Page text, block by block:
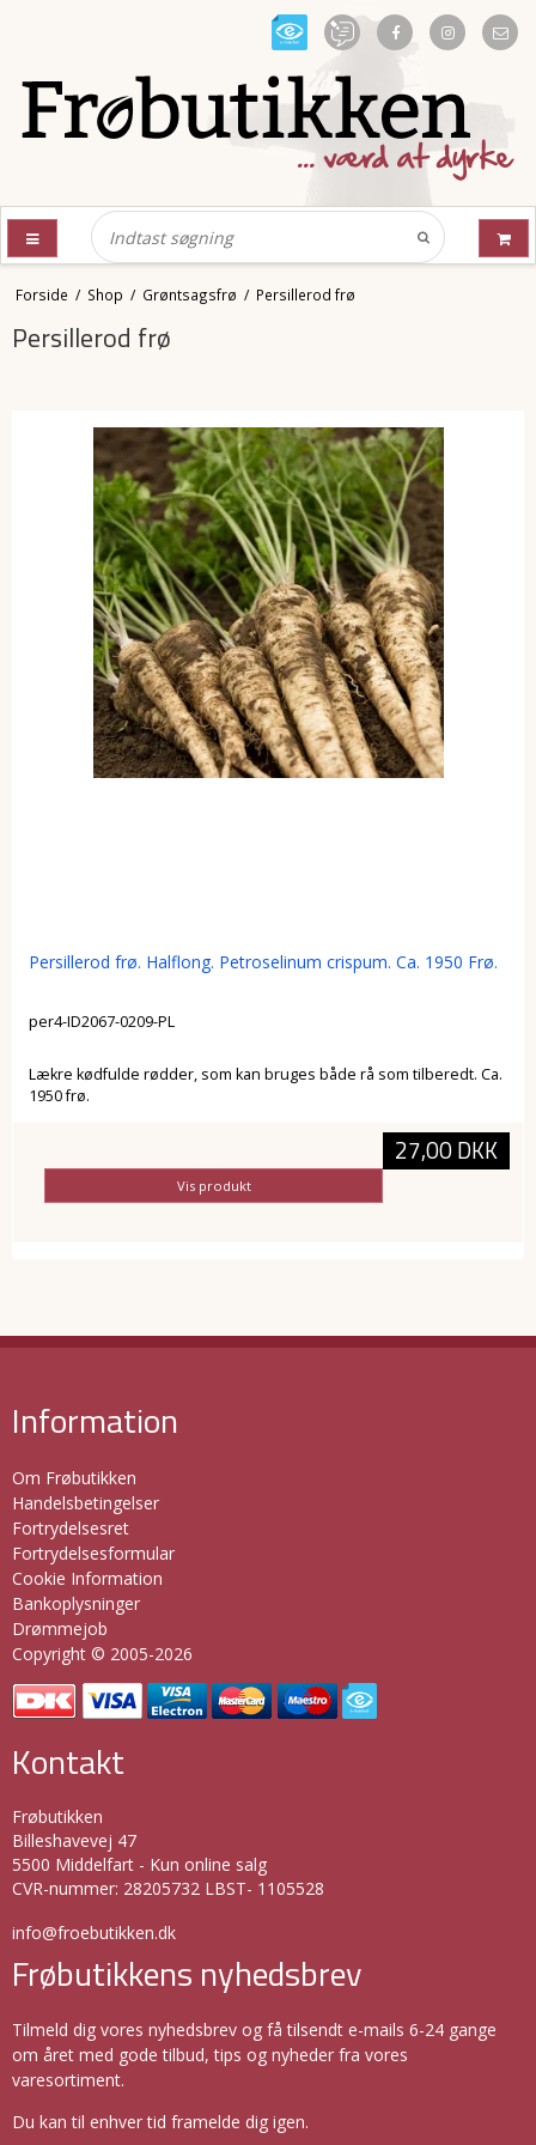
Forside / Shop / Grøntsagsfrø / Persillerod frø
Persillerod frø
Persillerod frø. Halflong. Petroselinum crispum. Ca. 1950 Frø.
per4-ID2067-0209-PL
Lækre kødfulde rødder, som kan bruges både rå som tilberedt. Ca.
1950 frø.
27,00 DKK
Vis produkt
Information
Om Frøbutikken
Handelsbetingelser
Fortrydelsesret
Fortrydelsesformular
Cookie Information
Bankoplysninger
Drømmejob
Copyright © 2005-2026
Kontakt
Frøbutikken
Billeshavevej 47
5500 Middelfart - Kun online salg
CVR-nummer: 28205732 LBST- 1105528
info@froebutikken.dk
Frøbutikkens nyhedsbrev
Tilmeld dig vores nyhedsbrev og få tilsendt e-mails 6-24 gange
om året med gode tilbud, tips og nyheder fra vores
varesortiment.
Du kan til enhver tid framelde dig igen.